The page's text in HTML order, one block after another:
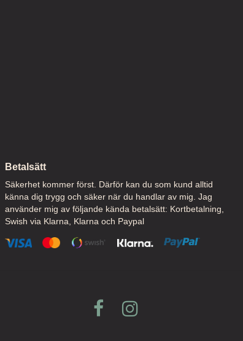
Betalsätt
Säkerhet kommer först. Därför kan du som kund alltid
känna dig trygg och säker när du handlar av mig. Jag
använder mig av följande kända betalsätt: Kortbetalning,
Swish via Klarna, Klarna och Paypal